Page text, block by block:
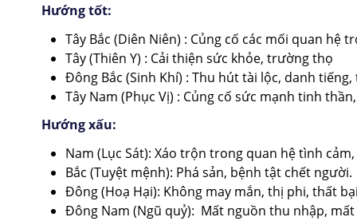
Hướng tốt:
Tây Bắc (Diên Niên) : Củng cố các mối quan hệ
Tây (Thiên Y) : Cải thiện sức khỏe, trường thọ
Đông Bắc (Sinh Khí) : Thu hút tài lộc, danh
Tây Nam (Phục Vị) : Củng cố sức mạnh tinh
Hướng xấu:
Nam (Lục Sát): Xáo trộn trong quan hệ tình
Bắc (Tuyệt mệnh): Phá sản, bệnh tật chết người.
Đông (Hoạ Hại): Không may mắn, thị phi, thất
Đông Nam (Ngũ quỷ): Mất nguồn thu nhập, mất